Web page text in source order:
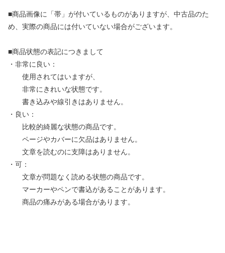
■商品画像に「帯」が付いているものがありますが、中古品のた
め、実際の商品には付いていない場合がございます。
■商品状態の表記につきまして
・非常に良い：
使用されてはいますが、
非常にきれいな状態です。
書き込みや線引きはありません。
・良い：
比較的綺麗な状態の商品です。
ページやカバーに欠品はありません。
文章を読むのに支障はありません。
・可：
文章が問題なく読める状態の商品です。
マーカーやペンで書込があることがあります。
商品の痛みがある場合があります。